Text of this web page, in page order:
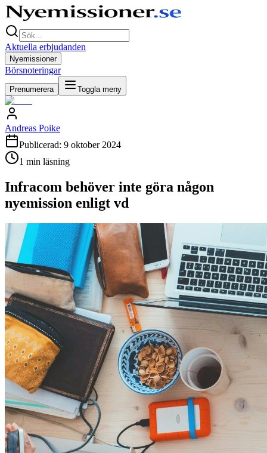
Aktuella erbjudanden
Nyemissioner
Börsnoteringar
Prenumerera Toggla meny
Andreas Poike
Publicerad: 9 oktober 2024
1 min läsning
Infracom behöver inte göra någon
nyemission enligt vd